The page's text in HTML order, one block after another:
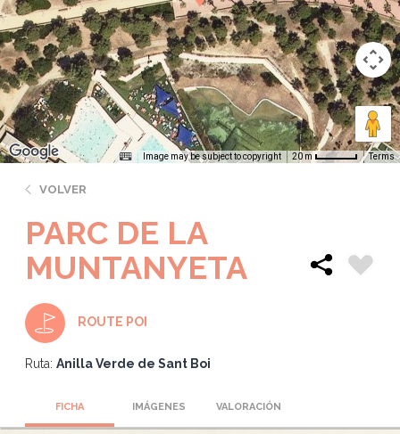
Image may be subject to copyright 20 m Terms
VOLVER
PARC DE LA
MUNTANYETA
ROUTE POI
Ruta: Anilla Verde de Sant Boi
FICHA IMÁGENES VALORACIÓN